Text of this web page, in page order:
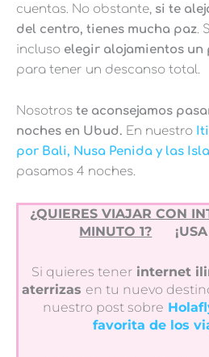
cuentas. No obstante, si te
del centro, tienes mucha paz.
incluso elegir alojamientos un
para tener un descanso total.
Nosotros te aconsejamos
noches en Ubud. En nuestro
por Bali, Nusa Penida y las
pasamos 4 noches.
¿QUIERES VIAJAR CON
MINUTO 1?
Si quieres tenerinternet
aterrizas en tu nuevo
nuestro post sobre
favorita de los